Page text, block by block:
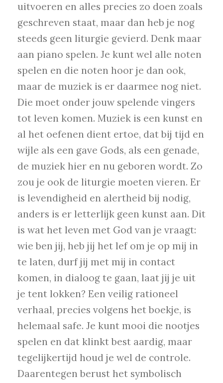
uitvoeren en alles precies zo doen zoals
geschreven staat, maar dan heb je nog
steeds geen liturgie gevierd. Denk maar
aan piano spelen. Je kunt wel alle noten
spelen en die noten hoor je dan ook,
maar de muziek is er daarmee nog niet.
Die moet onder jouw spelende vingers
tot leven komen. Muziek is een kunst en
al het oefenen dient ertoe, dat bij tijd en
wijle als een gave Gods, als een genade,
de muziek hier en nu geboren wordt. Zo
zou je ook de liturgie moeten vieren. Er
is levendigheid en alertheid bij nodig,
anders is er letterlijk geen kunst aan. Dit
is wat het leven met God van je vraagt:
wie ben jij, heb jij het lef om je op mij in
te laten, durf jij met mij in contact
komen, in dialoog te gaan, laat jij je uit
je tent lokken? Een veilig rationeel
verhaal, precies volgens het boekje, is
helemaal safe. Je kunt mooi die nootjes
spelen en dat klinkt best aardig, maar
tegelijkertijd houd je wel de controle.
Daarentegen berust het symbolisch